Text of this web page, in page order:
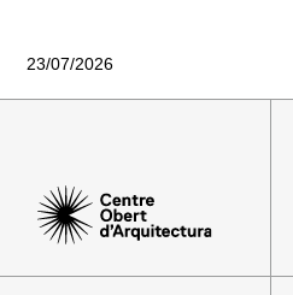
23/07/2026